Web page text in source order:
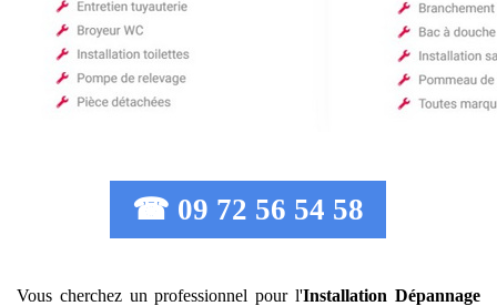
☎ 09 72 56 54 58
Vous cherchez un professionnel pour l'Installation Dépannage